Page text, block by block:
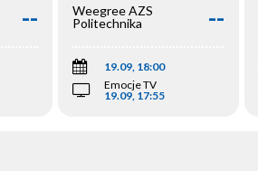
--
Weegree AZS
Politechnika
--
19.09, 18:00
Emocje TV
19.09, 17:55